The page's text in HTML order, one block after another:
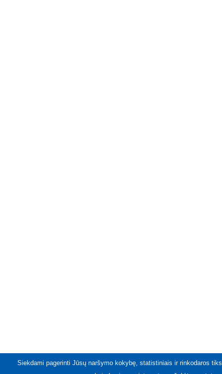
Siekdami pagerinti Jūsų naršymo kokybę, statistiniais ir rinkodaros